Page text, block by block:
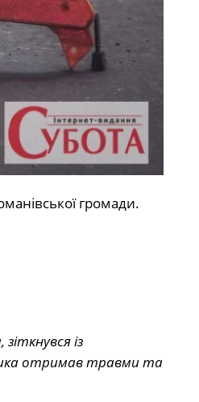
громади.
із
отримав травми та